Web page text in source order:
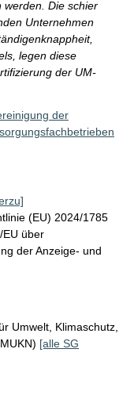
werden. Die schier
Unternehmen
legen diese
der UM-
der
(EU) 2024/1785
EU über
der Anzeige- und
Umwelt, Klimaschutz,
[alle SG